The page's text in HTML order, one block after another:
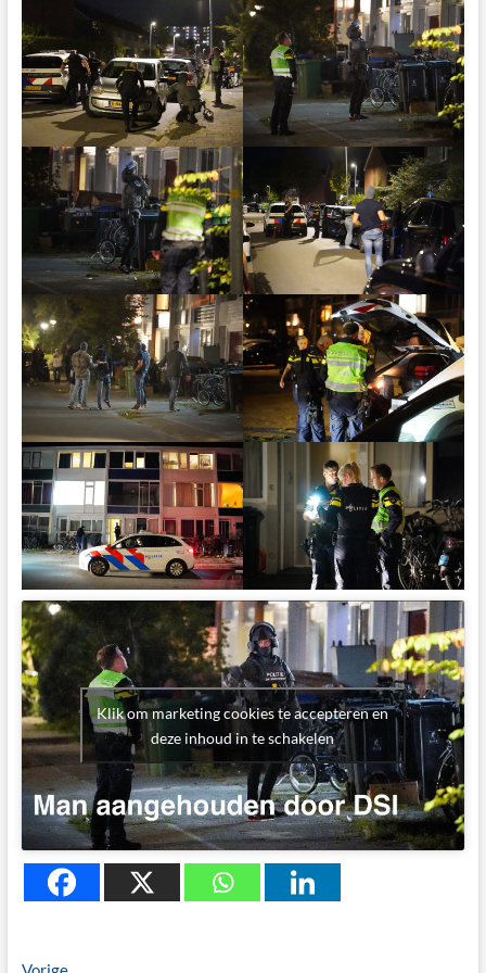
Klik om marketing cookies te accepteren en
deze inhoud in te schakelen
Previous